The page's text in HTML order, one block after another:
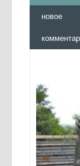
новое